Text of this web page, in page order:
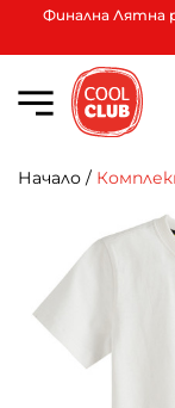
Финална Лятна
Начало /